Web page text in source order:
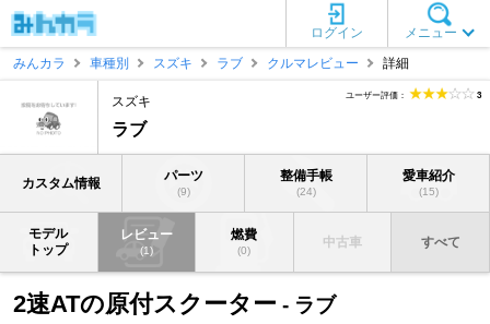
メニュー
ログイン
みんカラ
車種別 スズキ ラブ クルマレビュー 詳細
スズキ
ラブ
ユーザー評価： 3
カスタム情報 パーツ
(9)
整備手帳
(24)
愛車紹介
(15)
モデル
トップ
レビュー
(1)
燃費
(0)
中古車 すべて
2速ATの原付スクーター - ラブ